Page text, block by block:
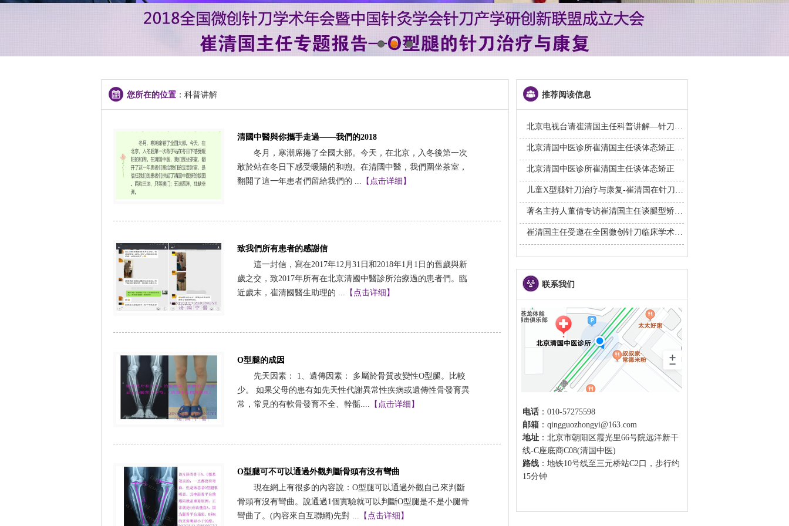
2 3
您所在的位置 ：科普讲解
清國中醫與你攜手走過——我們的2018
冬月，寒潮席捲了全國大部。今天，在北京，入冬後第一次
敢於站在冬日下感受暖陽的和煦。在清國中醫，我們圍坐茶室，
翻開了這一年患者們留給我們的 ... 【点击详细】
致我們所有患者的感謝信
這一封信，寫在2017年12月31日和2018年1月1日的舊歲與新
歲之交，致2017年所有在北京清國中醫診所治療過的患者們。臨
近歲末，崔清國醫生助理的 ... 【点击详细】
O型腿的成因
先天因素： 1、遺傳因素： 多屬於骨質改變性O型腿。比較
少。 如果父母的患有如先天性代謝異常性疾病或遺傳性骨發育異
常，常見的有軟骨發育不全、幹骺.... 【点击详细】
O型腿可不可以通過外觀判斷骨頭有沒有彎曲
現在網上有很多的內容說：O型腿可以通過外觀自己來判斷
骨頭有沒有彎曲。說通過1個實驗就可以判斷O型腿是不是小腿骨
彎曲了。(內容來自互聯網)先對 ... 【点击详细】
推荐阅读信息
北京电视台请崔清国主任科普讲解—针刀如何治疗O型腿
北京清国中医诊所崔清国主任谈体态矫正（视频二）
北京清国中医诊所崔清国主任谈体态矫正
儿童X型腿针刀治疗与康复-崔清国在针刀医学分会学术年会做专题报告
著名主持人董倩专访崔清国主任谈腿型矫正—针刀治疗O型腿和X型腿
崔清国主任受邀在全国微创针刀临床学术经验交流会上做专题报告——成人臀肌挛缩症的针刀治疗
联系我们
电话 ：010-57275598
邮箱 ：qingguozhongyi@163.com
地址 ：北京市朝阳区霞光里66号院远洋新干
线-C座底商C08(清国中医)
路线 ：地铁10号线至三元桥站C2口，步行约
15分钟